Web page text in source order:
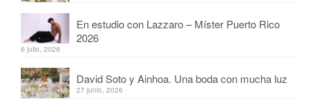
En estudio con Lazzaro – Míster Puerto Rico
2026
6 julio, 2026
David Soto y Ainhoa. Una boda con mucha luz
27 junio, 2026